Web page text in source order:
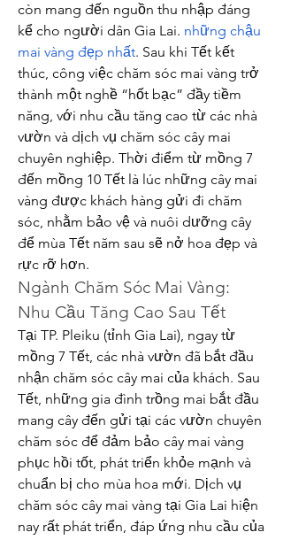
còn mang đến nguồn thu nhập đáng
kể cho người dân Gia Lai. những chậu
mai vàng đẹp nhất. Sau khi Tết kết
thúc, công việc chăm sóc mai vàng trở
thành một nghề “hốt bạc” đầy tiềm
năng, với nhu cầu tăng cao từ các nhà
vườn và dịch vụ chăm sóc cây mai
chuyên nghiệp. Thời điểm từ mồng 7
đến mồng 10 Tết là lúc những cây mai
vàng được khách hàng gửi đi chăm
sóc, nhằm bảo vệ và nuôi dưỡng cây
để mùa Tết năm sau sẽ nở hoa đẹp và
rực rỡ hơn.
Ngành Chăm Sóc Mai Vàng:
Nhu Cầu Tăng Cao Sau Tết
Tại TP. Pleiku (tỉnh Gia Lai), ngay từ
mồng 7 Tết, các nhà vườn đã bắt đầu
nhận chăm sóc cây mai của khách. Sau
Tết, những gia đình trồng mai bắt đầu
mang cây đến gửi tại các vườn chuyên
chăm sóc để đảm bảo cây mai vàng
phục hồi tốt, phát triển khỏe mạnh và
chuẩn bị cho mùa hoa mới. Dịch vụ
chăm sóc cây mai vàng tại Gia Lai hiện
nay rất phát triển, đáp ứng nhu cầu của